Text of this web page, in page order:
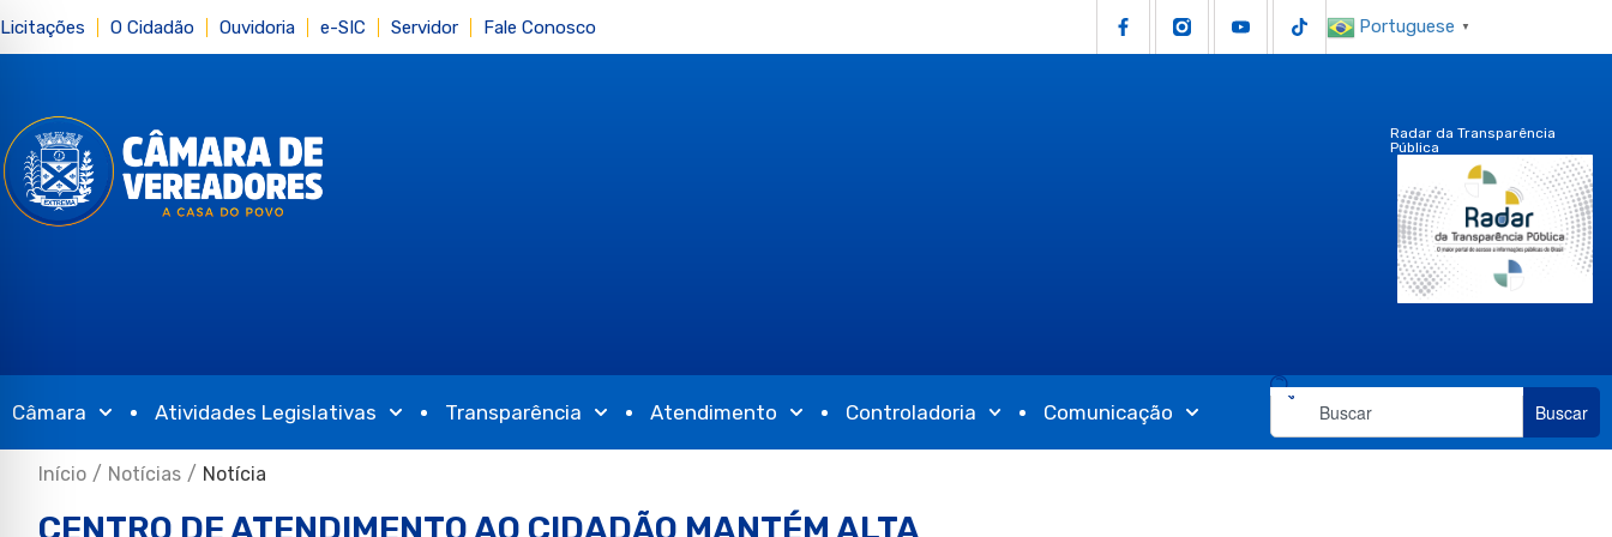
Licitações O Cidadão Ouvidoria e-SIC Servidor Fale Conosco Portuguese ▼
Radar da Transparência
Pública
Câmara Atividades Legislativas Transparência Atendimento Controladoria Comunicação Buscar
Início / Notícias / Notícia